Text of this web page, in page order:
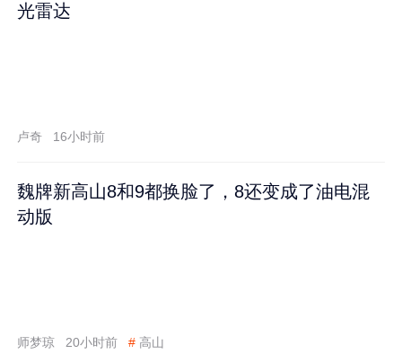
光雷达
卢奇 16小时前
魏牌新高山8和9都换脸了，8还变成了油电混
动版
师梦琼 20小时前 # 高山